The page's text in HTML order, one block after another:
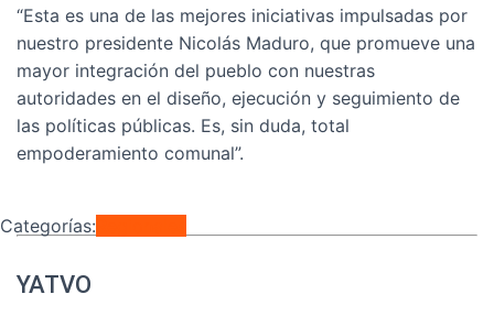
“Esta es una de las mejores iniciativas impulsadas por
nuestro presidente Nicolás Maduro, que promueve una
mayor integración del pueblo con nuestras
autoridades en el diseño, ejecución y seguimiento de
las políticas públicas. Es, sin duda, total
empoderamiento comunal”.
Categorías:
YATVO